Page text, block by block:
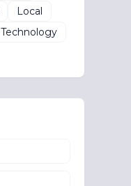
Local
Technology